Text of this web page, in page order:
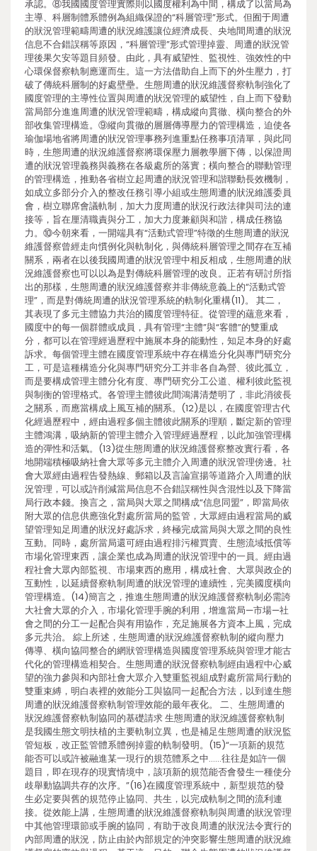
承認。⑧我國國度管理實際則以國度權利為中間，構成了以當局為
主導、科層制體系體例為組織保證的“科層管理”形式。但囿于周遭
的狀況管理範疇周遭的狀況維護讓位經濟成長、央地間周遭的狀況
信息不合錯誤稱等原因，“科層管理”形式管理掉靈、周遭的狀況管
理後果欠安等題目頻發。由此，具有威望性、監視性、強效性的中
心環保督察軌制應運而生。這一方法借助自上而下的外生壓力，打
破了傳統科層制的好處壁壘。生態周遭的狀況維護督察軌制強化了
國度管理的主導性位置與周遭的狀況管理的威望性，自上而下發動
當局部分進進周遭的狀況管理範疇，構成縱向貫徹、橫向整合的外
部收集管理構造。⑨縱向貫徹的層層傳導壓力的管理構造，迫使各
瑜伽場地省將周遭的狀況管理事務列進重點任務事項清單，與此同
時，生態周遭的狀況維護督察將環保壓力層教學層下傳，以保證周
遭的狀況管理義務與義務在各級處所的落實；橫向整合的聯動管理
的管理構造，推動各省樹立起周遭的狀況管理和諧聯動長效機制，
如成立多部分介入的整改任務引導小組或生態周遭的狀況維護委員
會，樹立聯席會議軌制，加大力度周遭的狀況行政法律與司法的連
接等，旨在厘清職責與分工，加大力度兼顧與和諧，構成任務協
力。⑩今朝來看，一開端具有“活動式管理”特徵的生態周遭的狀況
維護督察曾經走向慣例化與軌制化，與傳統科層管理之間存在互補
關系，兩者在以後我國周遭的狀況管理中相反相成，生態周遭的狀
況維護督察也可以以為是對傳統科層管理的改良。正若有研討所指
出的那樣，生態周遭的狀況維護督察并非傳統意義上的“活動式管
理”，而是對傳統周遭的狀況管理系統的軌制化重構(11)。 其二，
其表現了多元主體協力共治的國度管理特征。從管理的蘊意來看，
國度中的每一個群體或成員，具有管理“主體”與“客體”的雙重成
分，都可以在管理經過歷程中施展本身的能動性，知足本身的好處
訴求。每個管理主體在國度管理系統中存在構造分化與專門研究分
工，可是這種構造分化與專門研究分工并非各自為營、彼此孤立，
而是要構成管理主體分化有度、專門研究分工公道、權利彼此監視
與制衡的管理格式。各管理主體彼此間鴻溝清楚明了，非此消彼長
之關系，而應當構成上風互補的關系。(12)是以，在國度管理古代
化經過歷程中，經由過程多個主體彼此關系的理順，斷定新的管理
主體鴻溝，吸納新的管理主體介入管理經過歷程，以此加強管理構
造的彈性和活氣。(13)從生態周遭的狀況維護督察整改實行看，各
地開端積極吸納社會大眾等多元主體介入周遭的狀況管理傍邊。社
會大眾經由過程告發熱線、郵箱以及言論宣揚等道路介入周遭的狀
況管理，可以或許削減當局信息不合錯誤稱性與含混性以及下降當
局行政本錢。換言之，當局與大眾之間構成“信息同盟”，即當局依
附大眾的信息供應強化對處所當局的監管，大眾經由過程當局的威
望管理知足周遭的狀況好處訴求，終極完成當局與大眾之間的良性
互動。同時，處所當局還可經由過程排污權買賣、生態流域抵償等
市場化管理東西，讓企業也成為周遭的狀況管理中的一員。經由過
程社會大眾內部監視、市場東西的應用，構成社會、大眾與政企的
互動性，以延續督察軌制周遭的狀況管理的連續性，完美國度橫向
管理構造。(14)簡言之，推進生態周遭的狀況維護督察軌制必需誇
大社會大眾的介入，市場化管理手腕的利用，增進當局—市場—社
會之間的分工一起配合與有用協作，充足施展各方資本上風，完成
多元共治。 綜上所述，生態周遭的狀況維護督察軌制的縱向壓力
傳導、橫向協同整合的網狀管理構造與國度管理系統與管理才能古
代化的管理構造相契合。生態周遭的狀況督察軌制經由過程中心威
望的強力參與和內部社會大眾介入雙重監視組成對處所當局行動的
雙重束縛，明白表裡的效能分工與協同一起配合方法，以到達生態
周遭的狀況維護督察軌制管理效能的最年夜化。 二、生態周遭的
狀況維護督察軌制協同的基礎請求 生態周遭的狀況維護督察軌制
是我國生態文明扶植的主要軌制立異，也是補足生態周遭的狀況監
管短板，改正監管體系體例掉靈的軌制發明。(15)“一項新的規范
能否可以或許被融進某一現行的規范體系之中……往往是如許一個
題目，即在現存的現實情境中，該項新的規范能否會發生一種使分
歧舉動協調共存的次序。”(16)在國度管理系統中，新型規范的發
生必定要與舊的規范停止協同、共生，以完成軌制之間的流利連
接。從效能上講，生態周遭的狀況維護督察軌制與周遭的狀況管理
中其他管理環節或手腕的協同，有助于改良周遭的狀況法令實行的
內部周遭的狀況，防止由於內部規定的沖突影響生態周遭的狀況維